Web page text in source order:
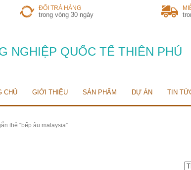
ĐỔI TRẢ HÀNG
trong vòng 30 ngày
NGHIỆP QUỐC TẾ THIÊN PHÚ
CHỦ GIỚI THIỆU SẢN PHẨM DỰ ÁN TIN
thẻ “bếp âu malaysia”